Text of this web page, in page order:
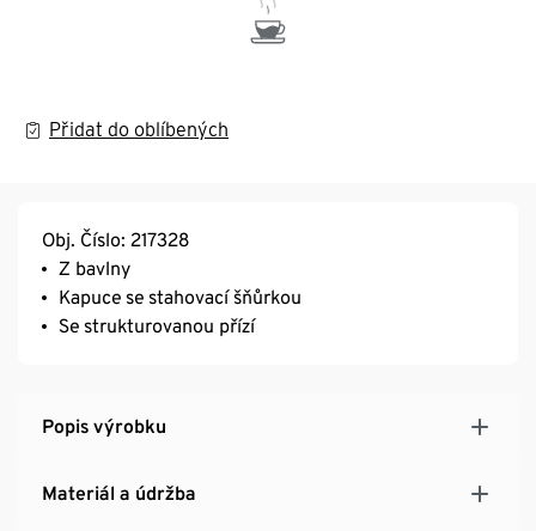
Přidat do oblíbených
Obj. Číslo: 217328
Z bavlny
Kapuce se stahovací šňůrkou
Se strukturovanou přízí
Popis výrobku
Materiál a údržba